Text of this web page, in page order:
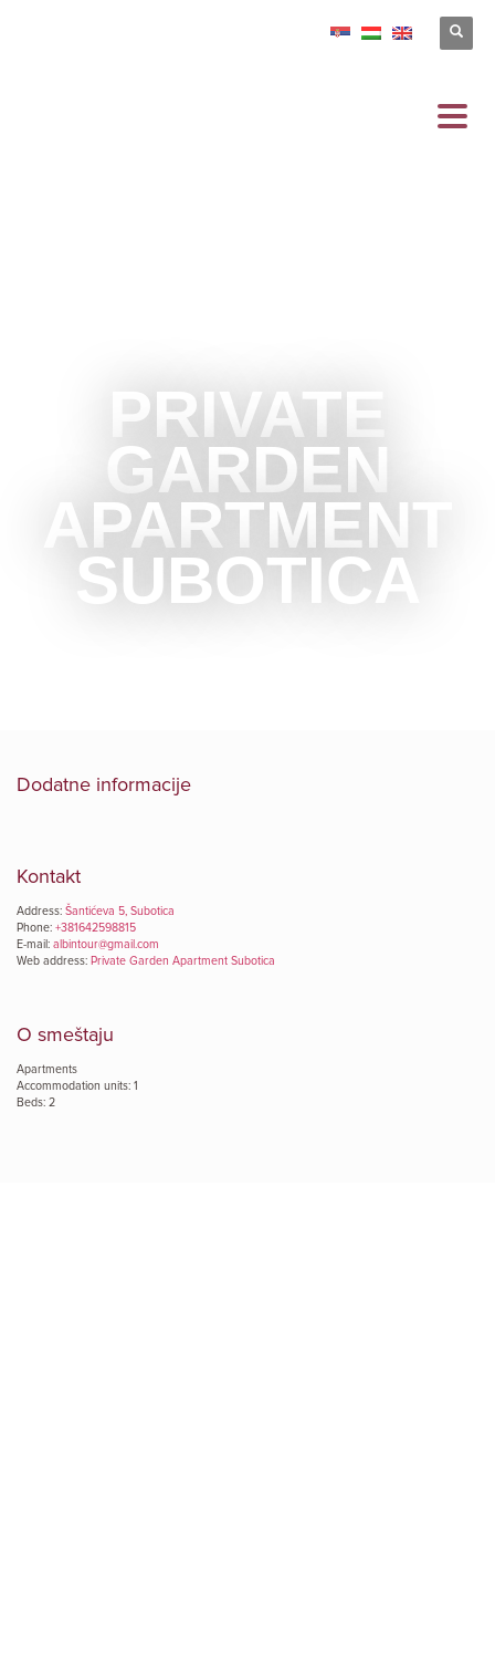
PRIVATE
GARDEN
APARTMENT
SUBOTICA
Dodatne informacije
Kontakt
Address: Šantićeva 5, Subotica
Phone: +381642598815
E-mail: albintour@gmail.com
Web address: Private Garden Apartment Subotica
O smeštaju
Apartments
Accommodation units: 1
Beds: 2